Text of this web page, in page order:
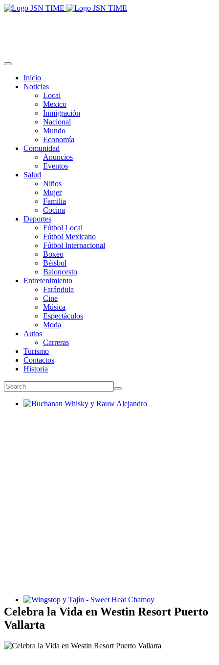
Inicio
Noticias
Local
Mexico
Inmigración
Nacional
Mundo
Economía
Comunidad
Anuncios
Eventos
Salud
Niños
Mujer
Familia
Cocina
Deportes
Fútbol Local
Fútbol Mexicano
Fútbol Internacional
Boxeo
Béisbol
Baloncesto
Entretenimiento
Farándula
Cine
Música
Espectáculos
Moda
Autos
Carreras
Turismo
Contactos
Historia
Wingstop y Tajín - Sweet Heat Chamoy
Celebra la Vida en Westin Resort Puerto
Vallarta